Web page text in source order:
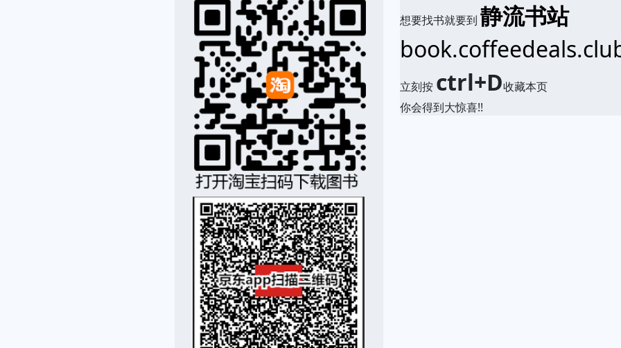
想要找书就要到静流书站
立刻按 ctrl+D收藏本页
你会得到大惊喜!!